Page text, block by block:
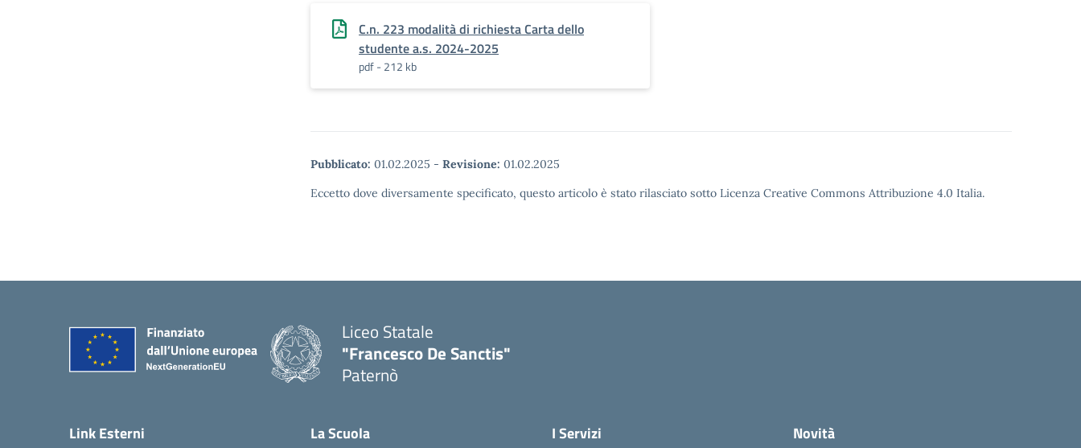
C.n. 223 modalità di richiesta Carta dello
studente a.s. 2024-2025
pdf - 212 kb
Pubblicato: 01.02.2025 - Revisione: 01.02.2025
Eccetto dove diversamente specificato, questo articolo è stato rilasciato sotto Licenza Creative Commons Attribuzione 4.0 Italia.
Liceo Statale
"Francesco De Sanctis"
Paternò
Link Esterni La Scuola I Servizi Novità